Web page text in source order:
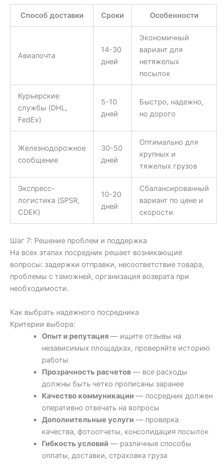
Способ доставки Сроки Особенности
Авиапочта
14-30
дней
Экономичный
вариант для
нетяжелых
посылок
Курьерские
службы (DHL,
FedEx)
5-10
дней
Быстро, надежно,
но дорого
Железнодорожное
сообщение
30-50
дней
Оптимально для
крупных и
тяжелых грузов
Экспресс-
логистика (SPSR,
CDEK)
10-20
дней
Сбалансированный
вариант по цене и
скорости
Шаг 7: Решение проблем и поддержка
На всех этапах посредник решает возникающие
вопросы: задержки отправки, несоответствие товара,
проблемы с таможней, организация возврата при
необходимости.
Как выбрать надежного посредника
Критерии выбора:
Опыт и репутация— ищите отзывы на
независимых площадках, проверяйте историю
работы
Прозрачность расчетов— все расходы
должны быть четко прописаны заранее
Качество коммуникации — посредник должен
оперативно отвечать на вопросы
Дополнительные услуги — проверка
качества, фотоотчеты, консолидация посылок
Гибкость условий — различные способы
оплаты, доставки, страховка груза